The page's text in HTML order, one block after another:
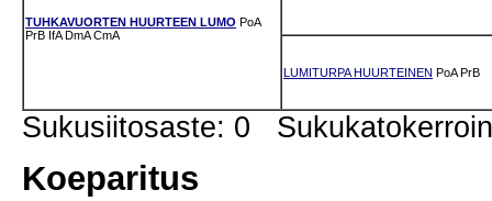
TUHKAVUORTEN HUURTEEN LUMO PoA
PrB IfA DmA CmA
LUMITURPA HUURTEINEN PoA PrB
Sukusiitosaste: 0
Koeparitus